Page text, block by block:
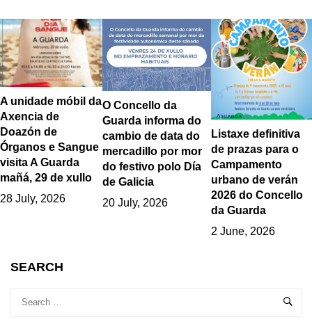
A unidade móbil da
Axencia de
Doazón de
Órganos e Sangue
visita A Guarda
mañá, 29 de xullo
28 July, 2026
O Concello da
Guarda informa do
cambio de data do
mercadillo por mor
do festivo polo Día
de Galicia
20 July, 2026
Listaxe definitiva
de prazas para o
Campamento
urbano de verán
2026 do Concello
da Guarda
2 June, 2026
SEARCH